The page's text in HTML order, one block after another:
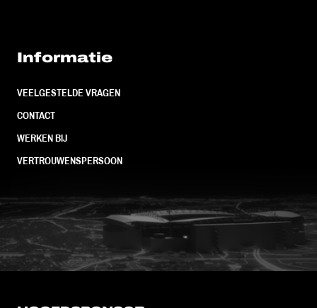
Informatie
VEELGESTELDE VRAGEN
CONTACT
WERKEN BIJ
VERTROUWENSPERSOON
FC Utrecht<br>vanuit<br>het